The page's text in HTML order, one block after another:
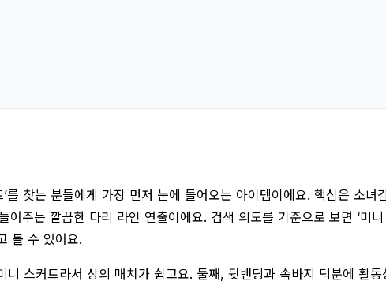
를 찾는 분들에게 가장 먼저 눈에 들어오는 아이템이에요. 핵심은 소
주는 깔끔한 다리 라인 연출이에요. 검색 의도를 기준으로 보면 ‘미니
볼 수 있어요.
스커트라서 상의 매치가 쉽고요. 둘째, 뒷밴딩과 속바지 덕분에 활